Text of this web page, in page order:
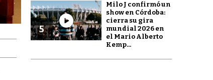
5
Milo J confirmó un
show en Córdoba:
cierra su gira
mundial 2026 en
el Mario Alberto
Kemp...